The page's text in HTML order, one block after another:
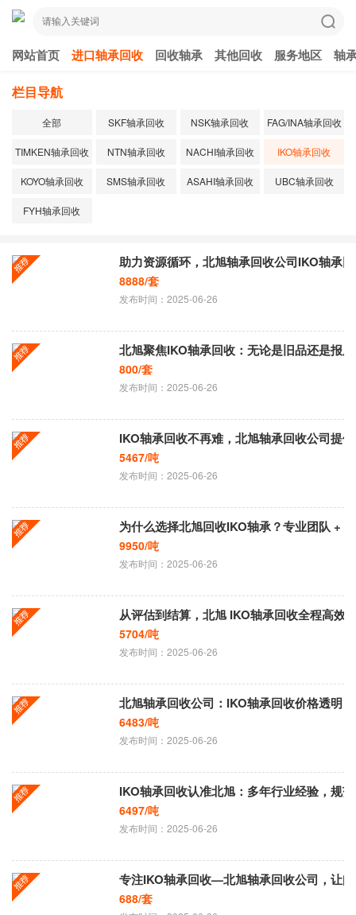
网站首页 进口轴承回收 回收轴承 其他回收 服务地区 轴
栏目导航
全部 SKF轴承回收 NSK轴承回收 FAG/INA轴承回收
TIMKEN轴承回收 NTN轴承回收 NACHI轴承回收 IKO轴承回收
KOYO轴承回收 SMS轴承回收 ASAHI轴承回收 UBC轴承回收
FYH轴承回收
助力资源循环，北旭轴承回收公司IKO轴承
8888/套
发布时间：2025-06-26
北旭聚焦IKO轴承回收：无论是旧品还是报
800/套
发布时间：2025-06-26
IKO轴承回收不再难，北旭轴承回收公司提
5467/吨
发布时间：2025-06-26
为什么选择北旭回收IKO轴承？专业团队 +
9950/吨
发布时间：2025-06-26
从评估到结算，北旭 IKO轴承回收全程高效
5704/吨
发布时间：2025-06-26
北旭轴承回收公司：IKO轴承回收价格透明
6483/吨
发布时间：2025-06-26
IKO轴承回收认准北旭：多年行业经验，规
6497/吨
发布时间：2025-06-26
专注IKO轴承回收—北旭轴承回收公司，让
688/套